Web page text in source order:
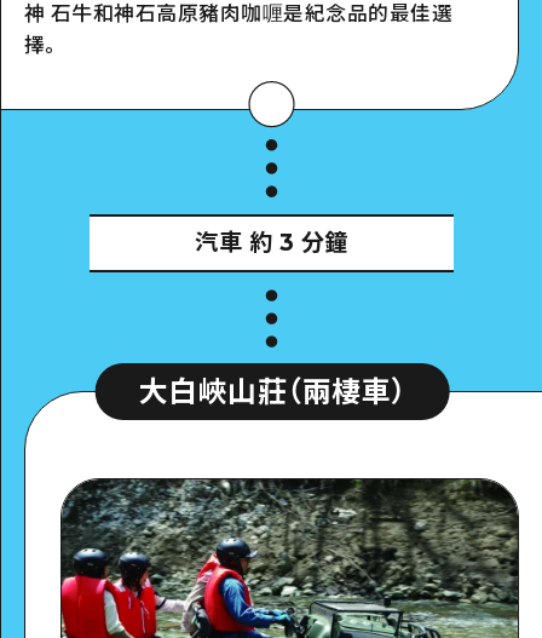
神 石牛和神石高原豬肉咖喱是紀念品的最佳選
擇。
汽車 約 3 分鐘
大白峽山莊（兩棲車）